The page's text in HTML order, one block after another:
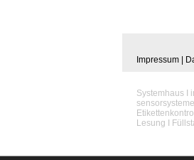
Impressum
Systemhaus I
Lesung I